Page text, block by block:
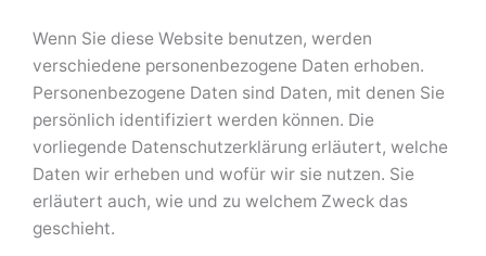
Wenn Sie diese Website benutzen, werden
verschiedene personenbezogene Daten erhoben.
Personenbezogene Daten sind Daten, mit denen Sie
persönlich identifiziert werden können. Die
vorliegende Datenschutzerklärung erläutert, welche
Daten wir erheben und wofür wir sie nutzen. Sie
erläutert auch, wie und zu welchem Zweck das
geschieht.